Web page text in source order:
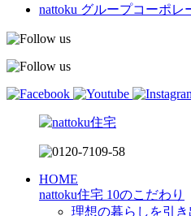
nattoku グループコーポレ
HOME
nattoku住宅 10のこだわり
理想の暮らしを引